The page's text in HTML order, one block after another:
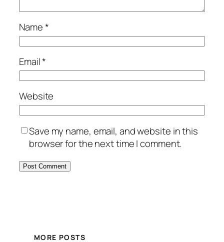
Name*
Email*
Website
Save my name, email, and website in this
browser for the next time I comment.
MORE POSTS